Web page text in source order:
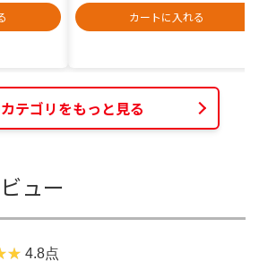
カートに入れる
テゴリをもっと見る
ュー
4.8点